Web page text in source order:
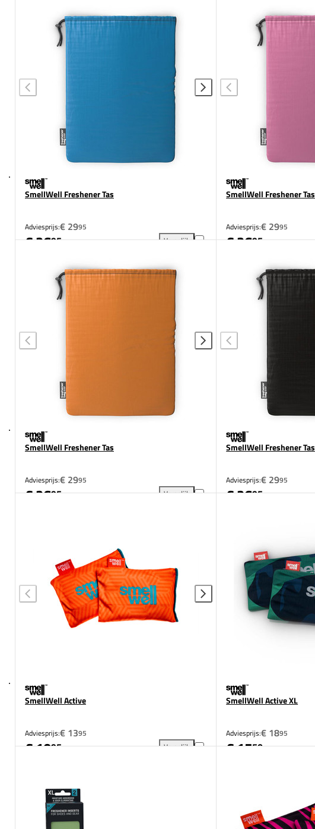
SmellWell Freshener Tas
Adviesprijs:€ 2995
€ 2695
Vergelijk
SmellWell Freshener Tas
Adviesprijs:€ 2995
€ 2695
SmellWell Freshener Tas
Adviesprijs:€ 2995
€ 2695
Vergelijk
SmellWell Freshener Tas
Adviesprijs:€ 2995
€ 2695
SmellWell Active
Adviesprijs:€ 1395
€ 1095
Vergelijk
SmellWell Active XL
Adviesprijs:€ 1895
€ 1550